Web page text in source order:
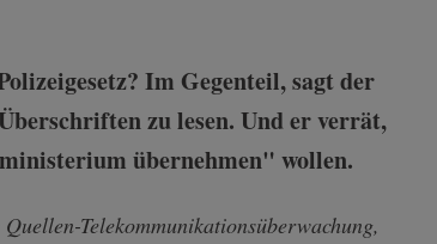
Im Gegenteil, sagt der
zu lesen. Und er verrät,
übernehmen" wollen.
Telekommunikationsüberwachung,